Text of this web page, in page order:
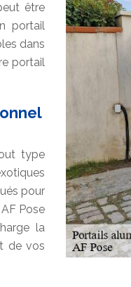
être
portail
dans
portail
type
pour
Pose
la
de vos